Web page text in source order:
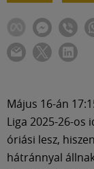
Május 16-án
Liga 2025-26-
óriási lesz,
hátránnyal
Klub
Shop
Közösség